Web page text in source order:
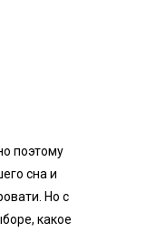
поэтому
сна и
Но с
какое